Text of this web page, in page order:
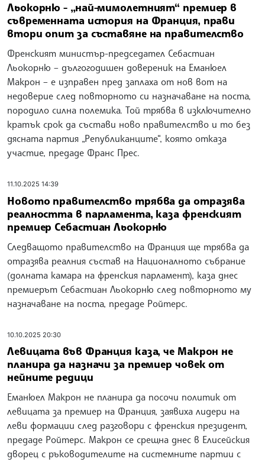
Льокорню - „най-мимолетният“ премиер в
съвременната история на Франция, прави
втори опит за съставяне на правителство
Френският министър-председател Себастиан
Льокорню – дългогодишен довереник на Еманюел
Макрон – е изправен пред заплаха от нов вот на
недоверие след повторното си назначаване на поста,
породило силна полемика. Той трябва в изключително
кратък срок да състави ново правителство и то без
дясната партия „Републиканците“, която отказа
участие, предаде Франс Прес.
11.10.2025 14:39
Новото правителство трябва да отразява
реалността в парламента, каза френският
премиер Себастиан Льокорню
Следващото правителство на Франция ще трябва да
отразява реалния състав на Националното събрание
(долната камара на френския парламент), каза днес
премиерът Себастиан Льокорню след повторното му
назначаване на поста, предаде Ройтерс.
10.10.2025 20:30
Левицата във Франция каза, че Макрон не
планира да назначи за премиер човек от
нейните редици
Еманюел Макрон не планира да посочи политик от
левицата за премиер на Франция, заявиха лидери на
леви формации след разговори с френския президент,
предаде Ройтерс. Макрон се срещна днес в Елисейския
дворец с ръководителите на системните партии с